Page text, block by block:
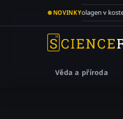
● NOVINKY
3.8. 2026Kolagen v kostech
Věda a příroda